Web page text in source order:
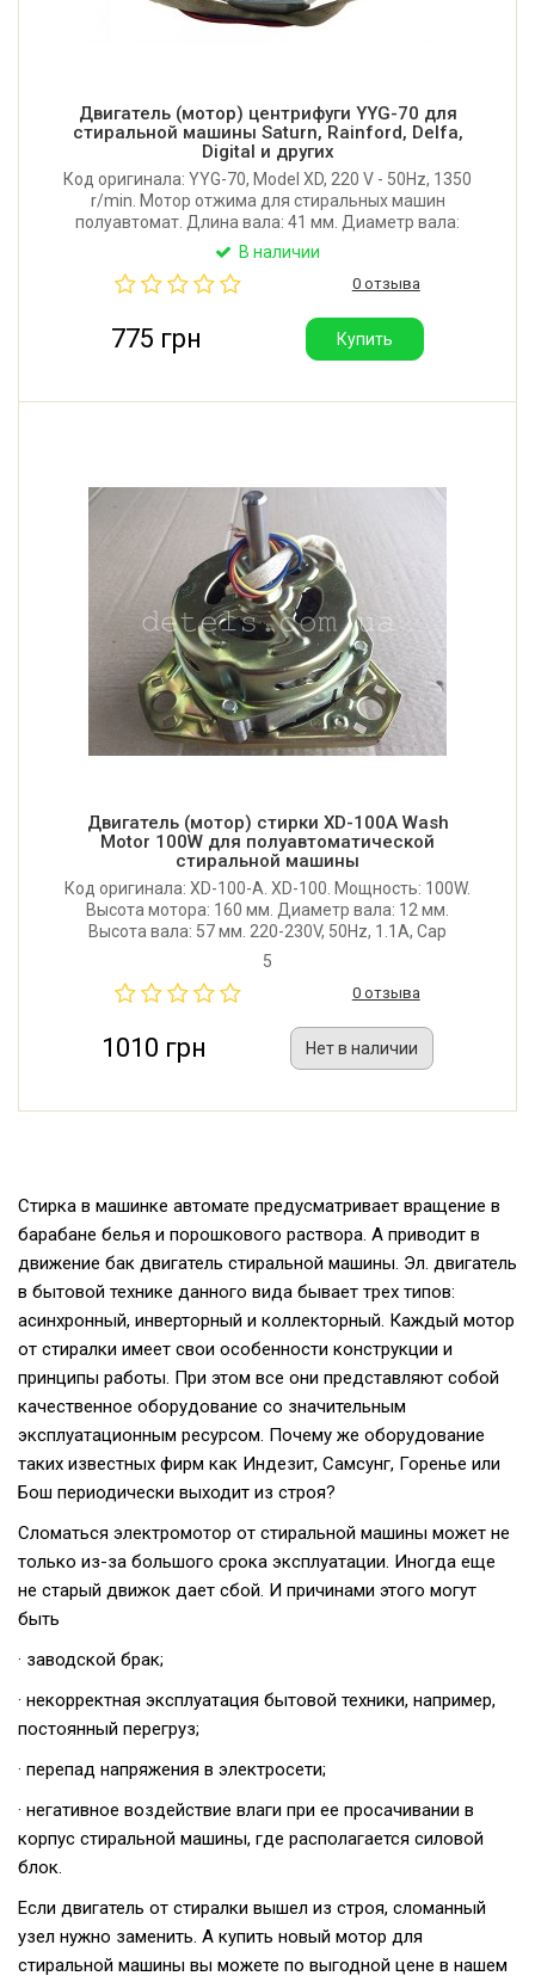
Двигатель (мотор) центрифуги YYG-70 для
стиральной машины Saturn, Rainford, Delfa,
Digital и других
Код оригинала: YYG-70, Model XD, 220 V - 50Hz, 1350
r/min. Мотор отжима для стиральных машин
полуавтомат. Длина вала: 41 мм. Диаметр вала:
10х9 мм (лыска). Длина проводов: 470 мм.
В наличии
0 отзыва
775 грн Купить
Двигатель (мотор) стирки XD-100A Wash
Motor 100W для полуавтоматической
стиральной машины
Код оригинала: XD-100-A. XD-100. Мощность: 100W.
Высота мотора: 160 мм. Диаметр вала: 12 мм.
Высота вала: 57 мм. 220-230V, 50Hz, 1.1A, Cap
8µF/500V Class E IP 00
5
0 отзыва
1010 грн Нет в наличии
Стирка в машинке автомате предусматривает вращение в
барабане белья и порошкового раствора. А приводит в
движение бак двигатель стиральной машины. Эл. двигатель
в бытовой технике данного вида бывает трех типов:
асинхронный, инверторный и коллекторный. Каждый мотор
от стиралки имеет свои особенности конструкции и
принципы работы. При этом все они представляют собой
качественное оборудование со значительным
эксплуатационным ресурсом. Почему же оборудование
таких известных фирм как Индезит, Самсунг, Горенье или
Бош периодически выходит из строя?
Сломаться электромотор от стиральной машины может не
только из-за большого срока эксплуатации. Иногда еще
не старый движок дает сбой. И причинами этого могут
быть
· заводской брак;
· некорректная эксплуатация бытовой техники, например,
постоянный перегруз;
· перепад напряжения в электросети;
· негативное воздействие влаги при ее просачивании в
корпус стиральной машины, где располагается силовой
блок.
Если двигатель от стиралки вышел из строя, сломанный
узел нужно заменить. А купить новый мотор для
стиральной машины вы можете по выгодной цене в нашем